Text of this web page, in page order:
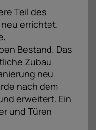
Teil des
errichtet.
Bestand. Das
Zubau
neu
nach dem
erweitert. Ein
und Türen